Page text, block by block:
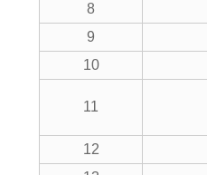
8
9
10
11
12